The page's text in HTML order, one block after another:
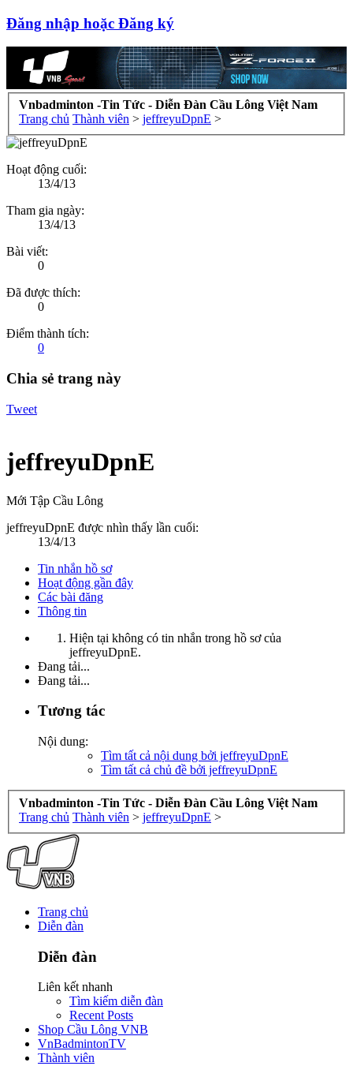
Đăng nhập hoặc Đăng ký
Vnbadminton -Tin Tức - Diễn Đàn Cầu Lông Việt Nam
Trang chủ Thành viên > jeffreyuDpnE >
Hoạt động cuối:
13/4/13
Tham gia ngày:
13/4/13
Bài viết:
0
Đã được thích:
0
Điểm thành tích:
0
Chia sẻ trang này
Tweet
jeffreyuDpnE
Mới Tập Cầu Lông
jeffreyuDpnE được nhìn thấy lần cuối:
13/4/13
Tin nhắn hồ sơ
Hoạt động gần đây
Các bài đăng
Thông tin
Hiện tại không có tin nhắn trong hồ sơ của
jeffreyuDpnE.
Đang tải...
Đang tải...
Tương tác
Nội dung:
Tìm tất cả nội dung bởi jeffreyuDpnE
Tìm tất cả chủ đề bởi jeffreyuDpnE
Vnbadminton -Tin Tức - Diễn Đàn Cầu Lông Việt Nam
Trang chủ Thành viên > jeffreyuDpnE >
Trang chủ
Diễn đàn
Diễn đàn
Liên kết nhanh
Tìm kiếm diễn đàn
Recent Posts
Shop Cầu Lông VNB
VnBadmintonTV
Thành viên